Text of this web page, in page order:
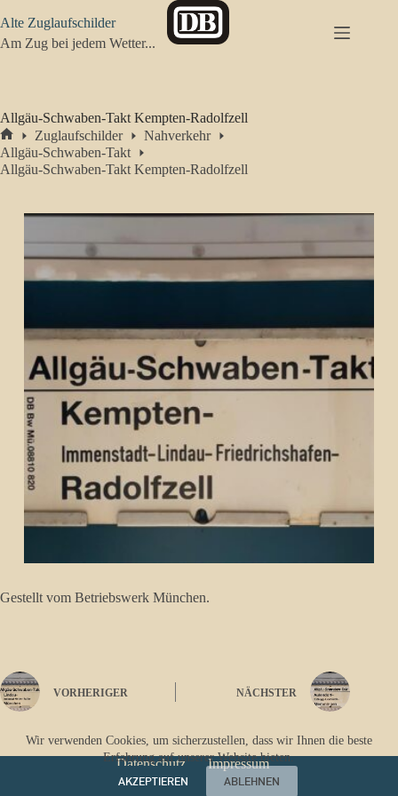
Inhalt
springen
Wir verwenden Cookies, um sicherzustellen, dass wir Ihnen die beste
Erfahrung auf unserer Website bieten.
AKZEPTIEREN
ABLEHNEN
Alte Zuglaufschilder
Am Zug bei jedem Wetter...
Allgäu-Schwaben-Takt Kempten-Radolfzell
Start
Zuglaufschilder
Nahverkehr
Allgäu-Schwaben-Takt
Allgäu-Schwaben-Takt Kempten-Radolfzell
Gestellt vom Betriebswerk München.
VORHERIGER NÄCHSTER
Datenschutz Impressum